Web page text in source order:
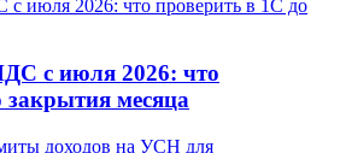
с июля 2026: что
закрытия месяца
доходов на УСН для